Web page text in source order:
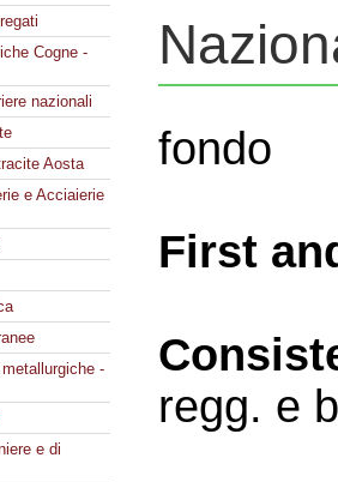
Cogne -
nazionali
Aosta
e Acciaierie
-
e di
fondo
First
regg. e